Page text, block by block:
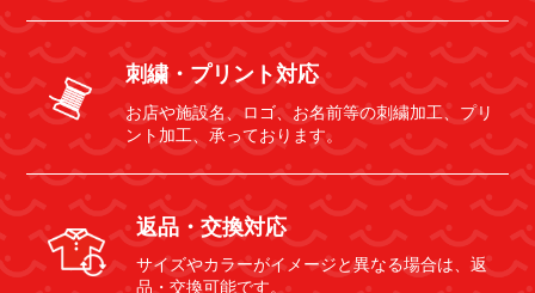
刺繍・プリント対応
お店や施設名、ロゴ、お名前等の刺繍加工、プリ
ント加工、承っております。
返品・交換対応
サイズやカラーがイメージと異なる場合は、返
品・交換可能です。